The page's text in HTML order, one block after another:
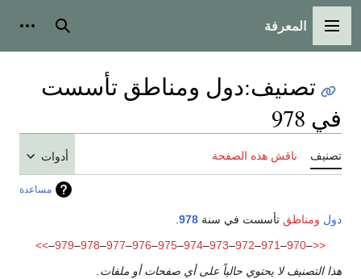
القائمة الرئيسية
المعرفة بحث
تصنيف:دول ومناطق تأسست
في 978
تصنيف ناقش هذه الصفحة أدوات
مساعدة
دول ومناطق تأسست في سنة 978
<<
–
970
–
971
–
972
–
973
–
974
–
975
–
976
–
977
–
978
–
979
–
>>
هذا التصنيف لا يحتوي حالياً على أي صفحات أو ملفات.